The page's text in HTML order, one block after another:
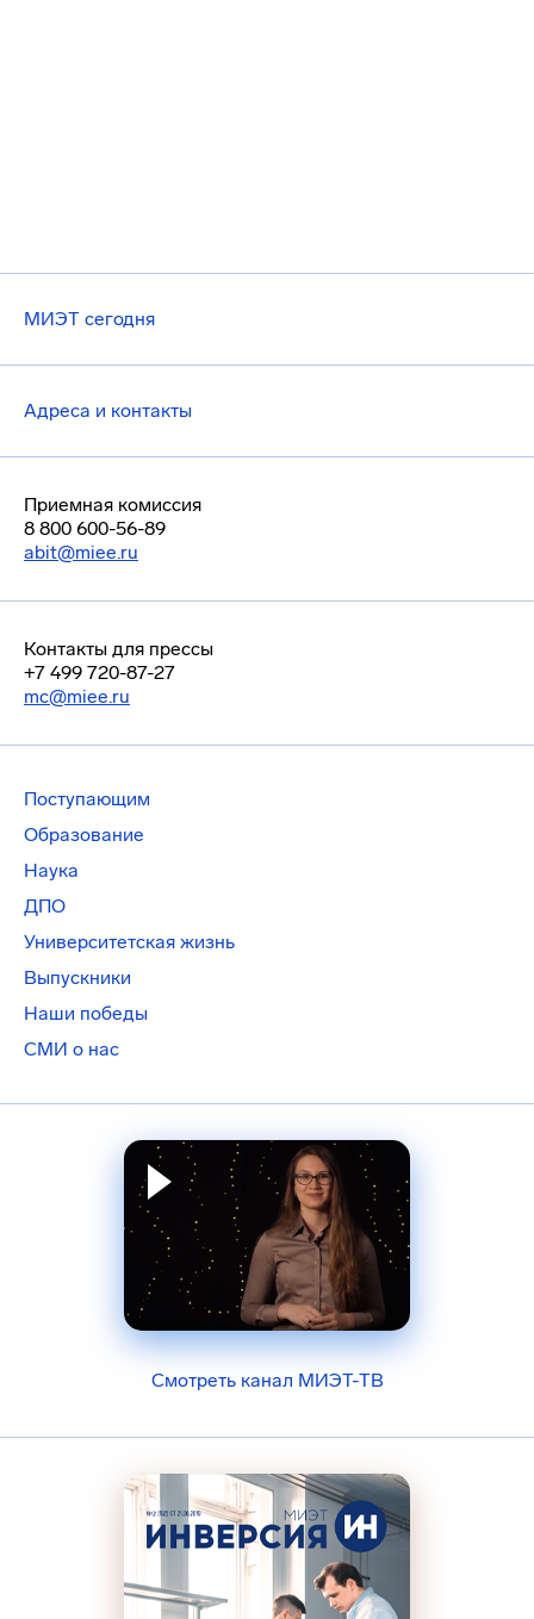
МИЭТ сегодня
Адреса и контакты
Приемная комиссия
8 800 600-56-89
abit@miee.ru
Контакты для прессы
+7 499 720-87-27
mc@miee.ru
Поступающим
Образование
Наука
ДПО
Университетская жизнь
Выпускники
Наши победы
СМИ о нас
Смотреть канал МИЭТ-ТВ